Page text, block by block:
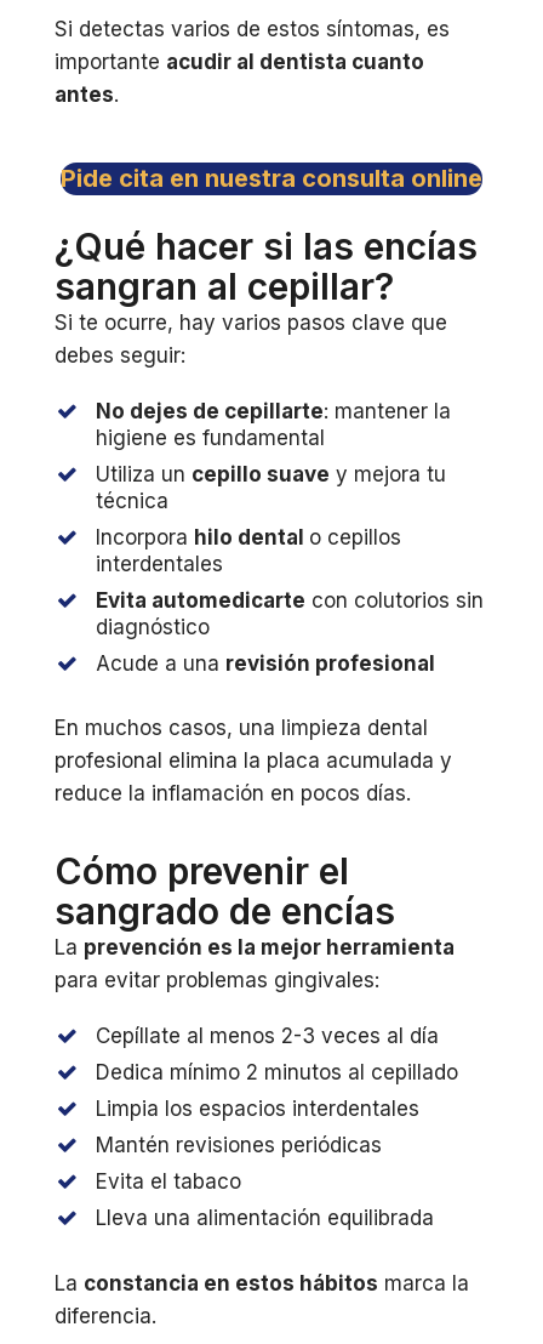
Si detectas varios de estos síntomas, es
importante acudir al dentista cuanto
antes.
Pide cita en nuestra consulta online
¿Qué hacer si las encías
sangran al cepillar?
Si te ocurre, hay varios pasos clave que
debes seguir:
No dejes de cepillarte: mantener la
higiene es fundamental
Utiliza un cepillo suave y mejora tu
técnica
Incorpora hilo dental o cepillos
interdentales
Evita automedicarte con colutorios sin
diagnóstico
Acude a una revisión profesional
En muchos casos, una limpieza dental
profesional elimina la placa acumulada y
reduce la inflamación en pocos días.
Cómo prevenir el
sangrado de encías
La prevención es la mejor herramienta
para evitar problemas gingivales:
Cepíllate al menos 2-3 veces al día
Dedica mínimo 2 minutos al cepillado
Limpia los espacios interdentales
Mantén revisiones periódicas
Evita el tabaco
Lleva una alimentación equilibrada
La constancia en estos hábitos marca la
diferencia.